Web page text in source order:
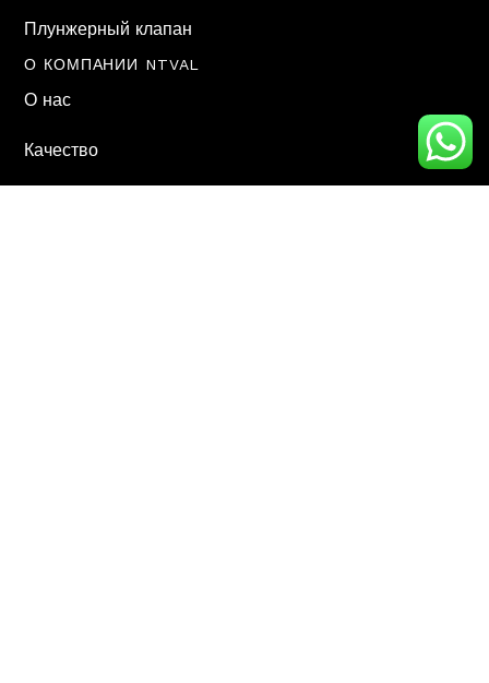
Плунжерный клапан
О КОМПАНИИ NTVAL
О нас
Качество